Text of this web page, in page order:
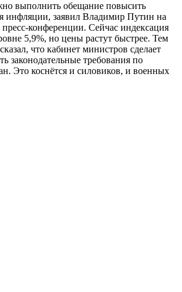
выполнить обещание повысить
инфляции, заявил Владимир Путин на
конференции. Сейчас индексация
5,9%, но цены растут быстрее. Тем
что кабинет министров сделает
законодательные требования по
Это коснётся и силовиков, и военных